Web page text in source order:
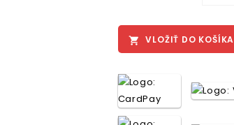
 VLOŽIŤ DO KOŠÍKA